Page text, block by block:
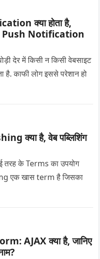
क्या होता है,
Push Notification
देर में किसी न किसी वेबसाइट
काफी लोग इससे परेशान हो
क्या है, वेब पब्लिशिंग
के Terms का उपयोग
एक खास term है जिसका
AJAX क्या है, जानिए